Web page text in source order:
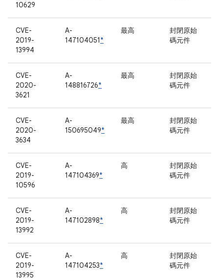
10629
CVE-
2019-
13994
A-
147104051*
最高
封閉原始
碼元件
CVE-
2020-
3621
A-
148816726*
最高
封閉原始
碼元件
CVE-
2020-
3634
A-
150695049*
最高
封閉原始
碼元件
CVE-
2019-
10596
A-
147104369*
高
封閉原始
碼元件
CVE-
2019-
13992
A-
147102898*
高
封閉原始
碼元件
CVE-
2019-
13995
A-
147104253*
高
封閉原始
碼元件